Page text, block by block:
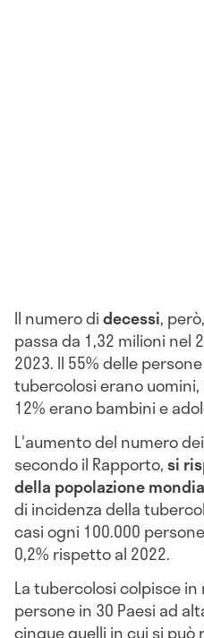
Il numero didecessi,
passa da 1,32 milioni nel
2023. Il 55% delle
tubercolosi erano uomini,
12% erano bambini e
L'aumento del numero
secondo il Rapporto,si
della popolazione
di incidenza della
casi ogni 100.000
0,2% rispetto al 2022.
La tubercolosi colpisce
persone in 30 Paesi ad
cinque quelli in cui si